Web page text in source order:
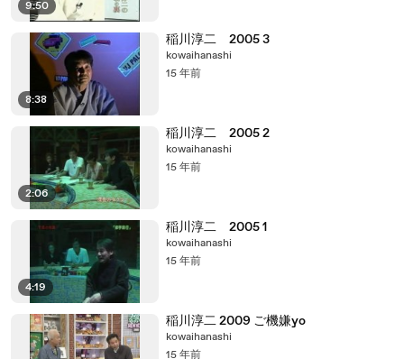
9:50
8:38
稲川淳二 2005 3
kowaihanashi
15 年前
2:06
稲川淳二 2005 2
kowaihanashi
15 年前
4:19
稲川淳二 2005 1
kowaihanashi
15 年前
稲川淳二 2009 ご機嫌yo
kowaihanashi
15 年前